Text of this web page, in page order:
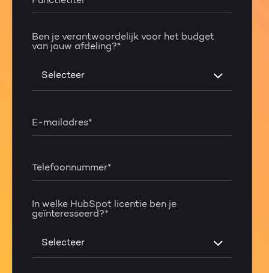
Ben je verantwoordelijk voor het budget
van jouw afdeling?*
E-mailadres*
Telefoonnummer*
In welke HubSpot licentie ben je
geïnteresseerd?*